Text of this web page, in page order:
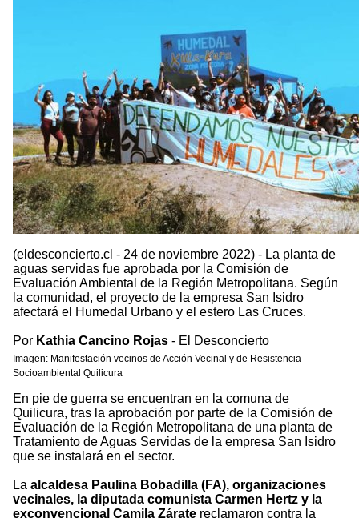
(eldesconcierto.cl - 24 de noviembre 2022) - La planta de
aguas servidas fue aprobada por la Comisión de
Evaluación Ambiental de la Región Metropolitana. Según
la comunidad, el proyecto de la empresa San Isidro
afectará el Humedal Urbano y el estero Las Cruces.
Por Kathia Cancino Rojas - El Desconcierto
Imagen: Manifestación vecinos de Acción Vecinal y de Resistencia
Socioambiental Quilicura
En pie de guerra se encuentran en la comuna de
Quilicura, tras la aprobación por parte de la Comisión de
Evaluación de la Región Metropolitana de una planta de
Tratamiento de Aguas Servidas de la empresa San Isidro
que se instalará en el sector.
La alcaldesa Paulina Bobadilla (FA), organizaciones
vecinales, la diputada comunista Carmen Hertz y la
exconvencional Camila Zárate reclamaron contra la